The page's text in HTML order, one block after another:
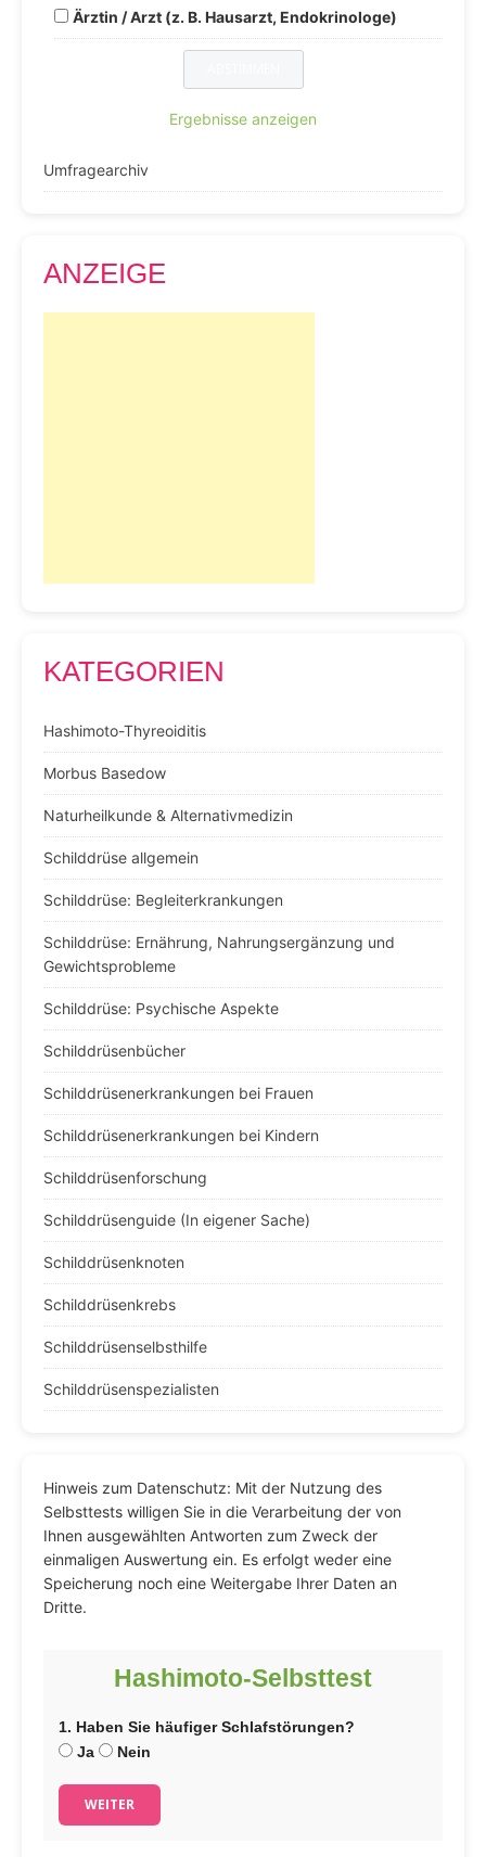
Ärztin / Arzt (z. B. Hausarzt, Endokrinologe)
Ergebnisse anzeigen
Umfragearchiv
ANZEIGE
KATEGORIEN
Hashimoto-Thyreoiditis
Morbus Basedow
Naturheilkunde & Alternativmedizin
Schilddrüse allgemein
Schilddrüse: Begleiterkrankungen
Schilddrüse: Ernährung, Nahrungsergänzung und
Gewichtsprobleme
Schilddrüse: Psychische Aspekte
Schilddrüsenbücher
Schilddrüsenerkrankungen bei Frauen
Schilddrüsenerkrankungen bei Kindern
Schilddrüsenforschung
Schilddrüsenguide (In eigener Sache)
Schilddrüsenknoten
Schilddrüsenkrebs
Schilddrüsenselbsthilfe
Schilddrüsenspezialisten
Hinweis zum Datenschutz: Mit der Nutzung des
Selbsttests willigen Sie in die Verarbeitung der von
Ihnen ausgewählten Antworten zum Zweck der
einmaligen Auswertung ein. Es erfolgt weder eine
Speicherung noch eine Weitergabe Ihrer Daten an
Dritte.
Hashimoto-Selbsttest
1. Haben Sie häufiger Schlafstörungen?
Ja
Nein
WEITER